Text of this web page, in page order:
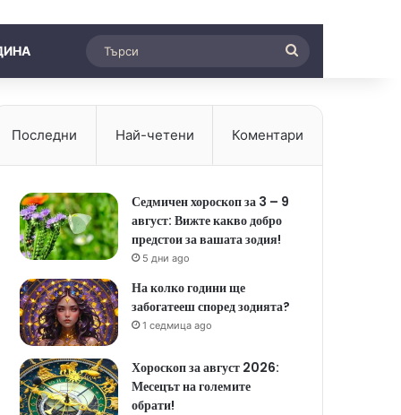
Последни Най-четени Коментари
Седмичен хороскоп за 3 – 9
август: Вижте какво добро
предстои за вашата зодия!
5 дни ago
На колко години ще
забогатееш според зодията?
1 седмица ago
Хороскоп за август 2026:
Месецът на големите
обрати!